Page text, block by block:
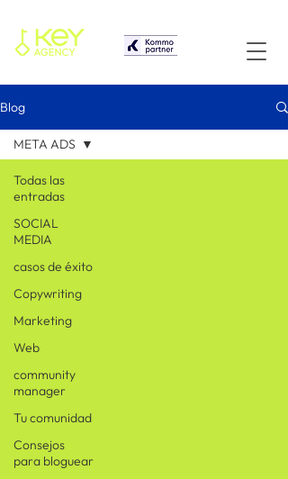
Blog
Todas las
entradas
SOCIAL
MEDIA
casos de éxito
Copywriting
Marketing
Web
community
manager
Tu comunidad
Consejos
para bloguear
META ADS